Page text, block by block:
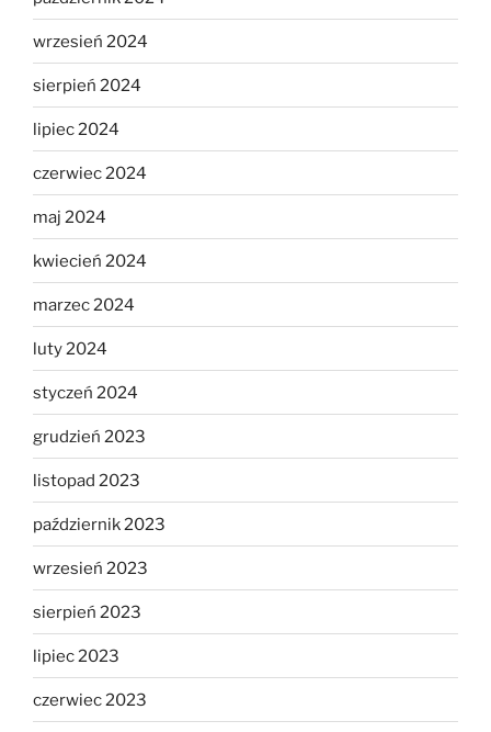
wrzesień 2024
sierpień 2024
lipiec 2024
czerwiec 2024
maj 2024
kwiecień 2024
marzec 2024
luty 2024
styczeń 2024
grudzień 2023
listopad 2023
październik 2023
wrzesień 2023
sierpień 2023
lipiec 2023
czerwiec 2023